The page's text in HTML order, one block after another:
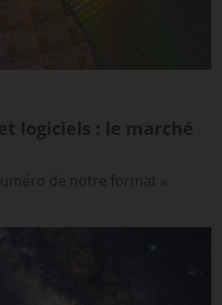
logiciels : le marché
de notre format «